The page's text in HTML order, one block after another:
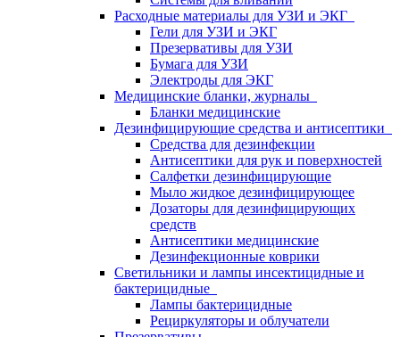
Расходные материалы для УЗИ и ЭКГ
Гели для УЗИ и ЭКГ
Презервативы для УЗИ
Бумага для УЗИ
Электроды для ЭКГ
Медицинские бланки, журналы
Бланки медицинские
Дезинфицирующие средства и антисептики
Средства для дезинфекции
Антисептики для рук и поверхностей
Салфетки дезинфицирующие
Мыло жидкое дезинфицирующее
Дозаторы для дезинфицирующих
средств
Антисептики медицинские
Дезинфекционные коврики
Светильники и лампы инсектицидные и
бактерицидные
Лампы бактерицидные
Рециркуляторы и облучатели